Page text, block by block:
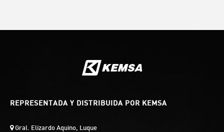
REPRESENTADA Y DISTRIBUIDA POR KEMSA
Gral. Elizardo Aquino, Luque